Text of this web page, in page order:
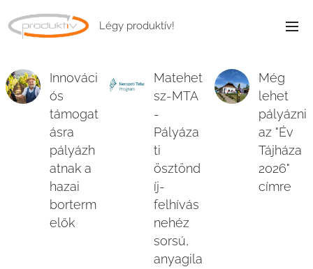
Légy produktív!
Innováci
ós
támogat
ásra
pályázh
atnak a
hazai
borterm
elők
Matehet
sz-MTA
-
Pályáza
ti
ösztönd
íj-
felhívás
nehéz
sorsú,
anyagila
Még
lehet
pályázni
az "Év
Tájháza
2026"
címre